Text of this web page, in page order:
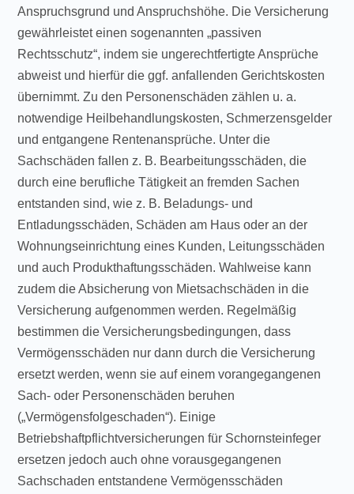
Anspruchsgrund und Anspruchshöhe. Die Versicherung
gewährleistet einen sogenannten „passiven
Rechtsschutz“, indem sie ungerechtfertigte Ansprüche
abweist und hierfür die ggf. anfallenden Gerichtskosten
übernimmt. Zu den Personenschäden zählen u. a.
notwendige Heilbehandlungskosten, Schmerzensgelder
und entgangene Rentenansprüche. Unter die
Sachschäden fallen z. B. Bearbeitungsschäden, die
durch eine berufliche Tätigkeit an fremden Sachen
entstanden sind, wie z. B. Beladungs- und
Entladungsschäden, Schäden am Haus oder an der
Wohnungseinrichtung eines Kunden, Leitungsschäden
und auch Produkthaftungsschäden. Wahlweise kann
zudem die Absicherung von Mietsachschäden in die
Versicherung aufgenommen werden. Regelmäßig
bestimmen die Versicherungsbedingungen, dass
Vermögensschäden nur dann durch die Versicherung
ersetzt werden, wenn sie auf einem vorangegangenen
Sach- oder Personenschäden beruhen
(„Vermögensfolgeschaden“). Einige
Betriebshaftpflichtversicherungen für Schornsteinfeger
ersetzen jedoch auch ohne vorausgegangenen
Sachschaden entstandene Vermögensschäden